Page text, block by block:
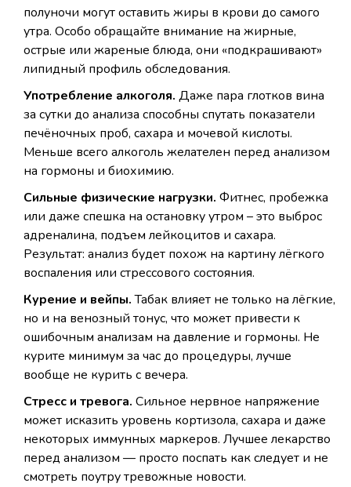
полуночи могут оставить жиры в крови до самого
утра. Особо обращайте внимание на жирные,
острые или жареные блюда, они «подкрашивают»
липидный профиль обследования.
Употребление алкоголя. Даже пара глотков вина
за сутки до анализа способны спутать показатели
печёночных проб, сахара и мочевой кислоты.
Меньше всего алкоголь желателен перед анализом
на гормоны и биохимию.
Сильные физические нагрузки. Фитнес, пробежка
или даже спешка на остановку утром – это выброс
адреналина, подъем лейкоцитов и сахара.
Результат: анализ будет похож на картину лёгкого
воспаления или стрессового состояния.
Курение и вейпы.Табак влияет не только на лёгкие,
но и на венозный тонус, что может привести к
ошибочным анализам на давление и гормоны. Не
курите минимум за час до процедуры, лучше
вообще не курить с вечера.
Стресс и тревога. Сильное нервное напряжение
может исказить уровень кортизола, сахара и даже
некоторых иммунных маркеров. Лучшее лекарство
перед анализом — просто поспать как следует и не
смотреть поутру тревожные новости.